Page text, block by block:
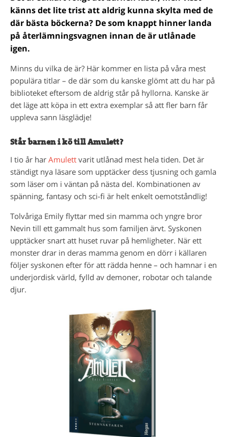
känns det lite trist att aldrig kunna skylta med de
där bästa böckerna? De som knappt hinner landa
på återlämningsvagnen innan de är utlånade
igen.
Minns du vilka de är? Här kommer en lista på våra mest
populära titlar – de där som du kanske glömt att du har på
biblioteket eftersom de aldrig står på hyllorna. Kanske är
det läge att köpa in ett extra exemplar så att fler barn får
uppleva sann läsglädje!
Står barnen i kö till Amulett?
I tio år harAmulettvarit utlånad mest hela tiden. Det är
ständigt nya läsare som upptäcker dess tjusning och gamla
som läser om i väntan på nästa del. Kombinationen av
spänning, fantasy och sci-fi är helt enkelt oemotståndlig!
Tolvåriga Emily flyttar med sin mamma och yngre bror
Nevin till ett gammalt hus som familjen ärvt. Syskonen
upptäcker snart att huset ruvar på hemligheter. När ett
monster drar in deras mamma genom en dörr i källaren
följer syskonen efter för att rädda henne – och hamnar i en
underjordisk värld, fylld av demoner, robotar och talande
djur.